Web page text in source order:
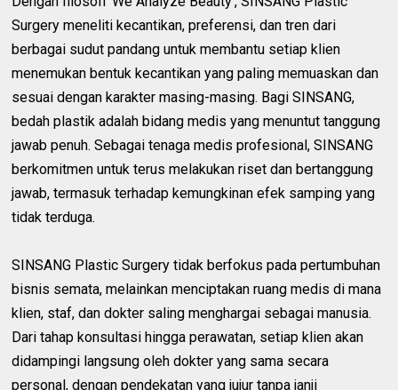
Surgery meneliti kecantikan, preferensi, dan tren dari
berbagai sudut pandang untuk membantu setiap klien
menemukan bentuk kecantikan yang paling memuaskan dan
sesuai dengan karakter masing-masing. Bagi SINSANG,
bedah plastik adalah bidang medis yang menuntut tanggung
jawab penuh. Sebagai tenaga medis profesional, SINSANG
berkomitmen untuk terus melakukan riset dan bertanggung
jawab, termasuk terhadap kemungkinan efek samping yang
tidak terduga.
SINSANG Plastic Surgery tidak berfokus pada pertumbuhan
bisnis semata, melainkan menciptakan ruang medis di mana
klien, staf, dan dokter saling menghargai sebagai manusia.
Dari tahap konsultasi hingga perawatan, setiap klien akan
didampingi langsung oleh dokter yang sama secara
personal, dengan pendekatan yang jujur tanpa janji